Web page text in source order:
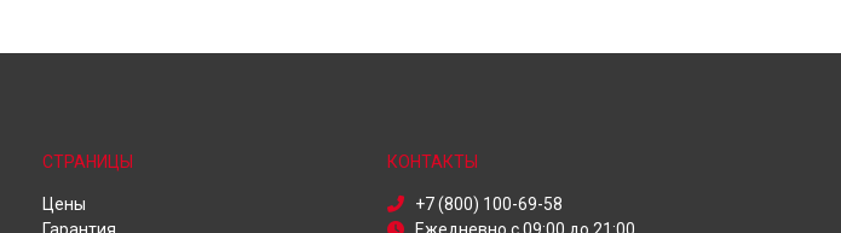
СТРАНИЦЫ
Цены
КОНТАКТЫ
+7 (800) 100-69-58